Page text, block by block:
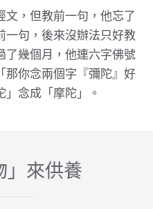
文，但教前一句，他忘了
一句，後來沒辦法只好教
了幾個月，他連六字佛號
那你念兩個字『彌陀』好
念成「摩陀」。
」來供養